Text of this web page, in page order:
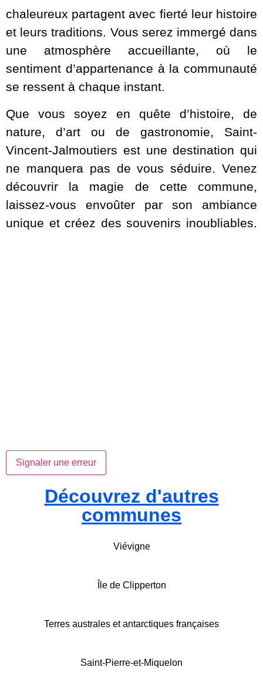
chaleureux partagent avec fierté leur histoire
et leurs traditions. Vous serez immergé dans
une atmosphère accueillante, où le
sentiment d’appartenance à la communauté
se ressent à chaque instant.
Que vous soyez en quête d’histoire, de
nature, d’art ou de gastronomie, Saint-
Vincent-Jalmoutiers est une destination qui
ne manquera pas de vous séduire. Venez
découvrir la magie de cette commune,
laissez-vous envoûter par son ambiance
unique et créez des souvenirs inoubliables.
Signaler une erreur
Découvrez d'autres
communes
Viévigne
Île de Clipperton
Terres australes et antarctiques françaises
Saint-Pierre-et-Miquelon